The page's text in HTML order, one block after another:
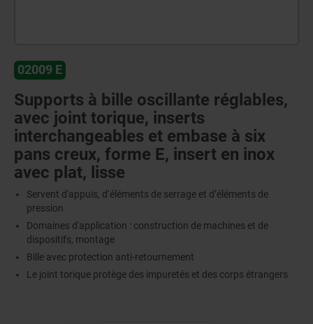
02009 E
Supports à bille oscillante réglables,
avec joint torique, inserts
interchangeables et embase à six
pans creux, forme E, insert en inox
avec plat, lisse
Servent d'appuis, d‘éléments de serrage et d’éléments de
pression
Domaines d'application : construction de machines et de
dispositifs, montage
Bille avec protection anti-retournement
Le joint torique protège des impuretés et des corps étrangers